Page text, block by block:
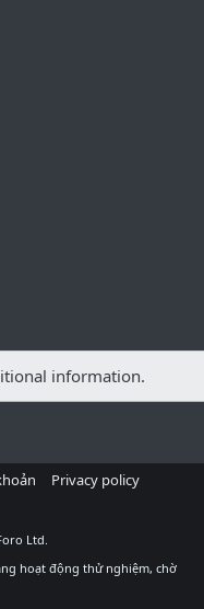
information.
Privacy policy
Ltd.
hoạt động thử nghiệm, chờ